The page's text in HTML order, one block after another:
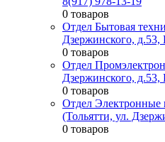
0 товаров
Отдел Бытовая
Дзержинского, д.53,
0 товаров
Отдел
Дзержинского, д.53,
0 товаров
Отдел Электронные
(Тольятти, ул.
0 товаров